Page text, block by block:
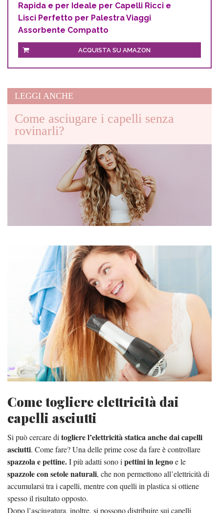
Rapida e per Ideale per Capelli Ricci e
Lisci Perfetto per Palestra Viaggi
Assorbente Compatto
ACQUISTA SU AMAZON
LEGGI ANCHE
Come asciugare i capelli senza
rovinarli?
Come togliere elettricità dai
capelli asciutti
Si può cercare ditogliere l’elettricità statica anche dai capelli
asciutti. Come fare? Una delle prime cose da fare è controllare
spazzola e pettine.I più adatti sono ipettini in legnoe le
spazzole con setole naturali, che non permettono all’elettricità di
accumularsi tra i capelli, mentre con quelli in plastica si ottiene
spesso il risultato opposto.
Dopo l’asciugatura, inoltre, si possono distribuire sui capelli